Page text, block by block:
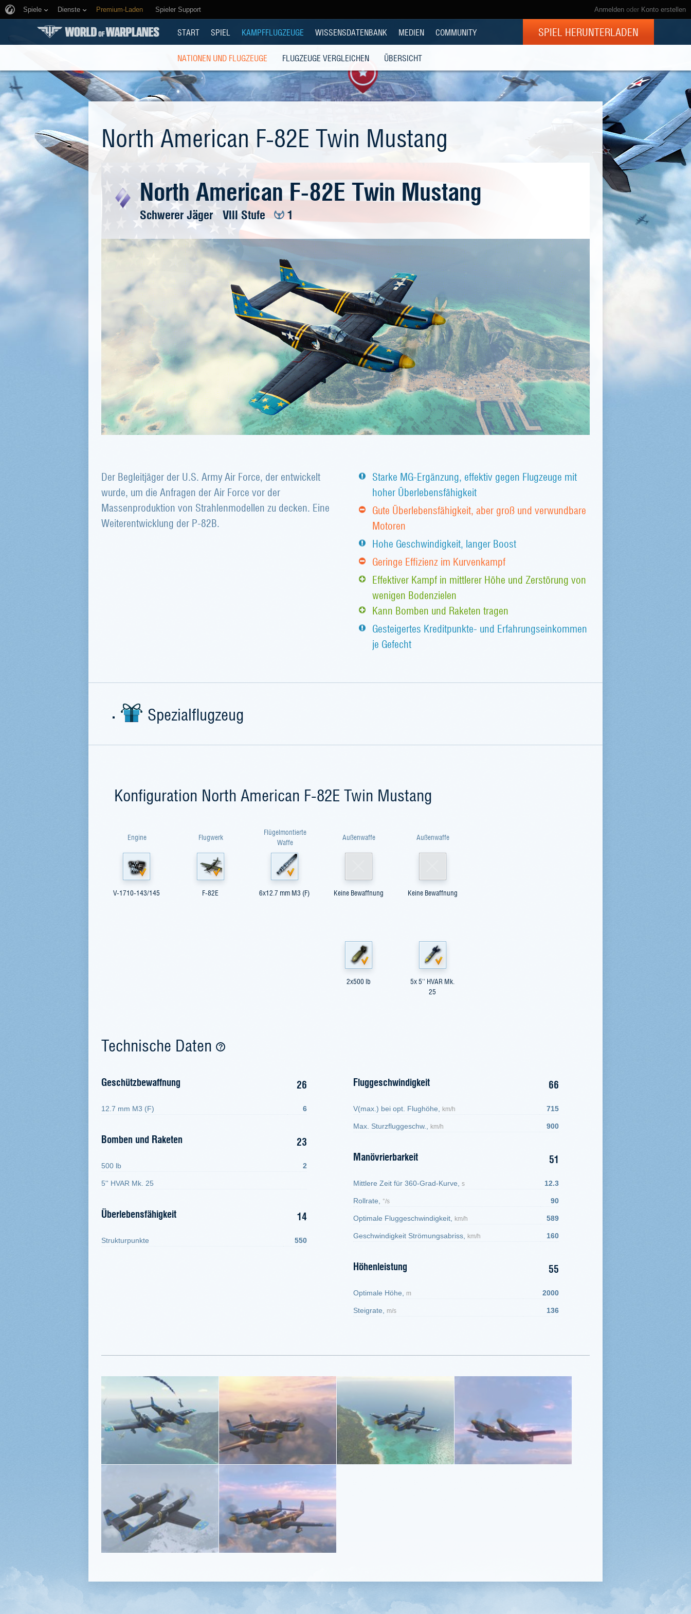
Anmelden oder Konto erstellen
Spiele Dienste Premium-Laden Spieler Support
START SPIEL KAMPFFLUGZEUGE WISSENSDATENBANK MEDIEN COMMUNITY SPIEL HERUNTERLADEN
NATIONEN UND FLUGZEUGE FLUGZEUGE VERGLEICHEN ÜBERSICHT
North American F-82E Twin Mustang
North American F-82E Twin Mustang
Schwerer Jäger VIII Stufe 1
Der Begleitjäger der U.S. Army Air Force, der entwickelt
wurde, um die Anfragen der Air Force vor der
Massenproduktion von Strahlenmodellen zu decken. Eine
Weiterentwicklung der P-82B.
Starke MG-Ergänzung, effektiv gegen Flugzeuge mit
hoher Überlebensfähigkeit
Gute Überlebensfähigkeit, aber groß und verwundbare
Motoren
Hohe Geschwindigkeit, langer Boost
Geringe Effizienz im Kurvenkampf
Effektiver Kampf in mittlerer Höhe und Zerstörung von
wenigen Bodenzielen
Kann Bomben und Raketen tragen
Gesteigertes Kreditpunkte- und Erfahrungseinkommen
je Gefecht
Spezialflugzeug
Konfiguration North American F-82E Twin Mustang
Engine
V-1710-143/145
Flugwerk
F-82E
Flügelmontierte
Waffe
6х12.7 mm M3 (F)
Außenwaffe
Keine Bewaffnung
2х500 lb
Außenwaffe
Keine Bewaffnung
5x 5'' HVAR Mk.
25
Technische Daten
Geschützbewaffnung 26
12.7 mm M3 (F) 6
Bomben und Raketen 23
500 lb 2
5'' HVAR Mk. 25
Überlebensfähigkeit 14
Strukturpunkte 550
Fluggeschwindigkeit 66
V(max.) bei opt. Flughöhe, km/h 715
Max. Sturzfluggeschw., km/h 900
Manövrierbarkeit 51
Mittlere Zeit für 360-Grad-Kurve, s 12.3
Rollrate, °/s 90
Optimale Fluggeschwindigkeit, km/h 589
Geschwindigkeit Strömungsabriss, km/h 160
Höhenleistung 55
Optimale Höhe, m 2000
Steigrate, m/s 136